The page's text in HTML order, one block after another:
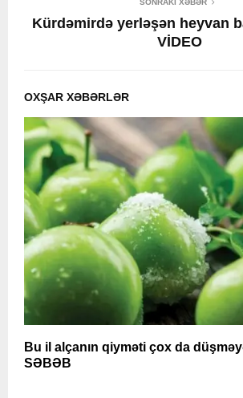
SONRAKI XƏBƏR
Kürdəmirdə yerləşən heyvan
VİDEO
OXŞAR XƏBƏRLƏR
Bu il alçanın qiyməti çox da
SƏBƏB